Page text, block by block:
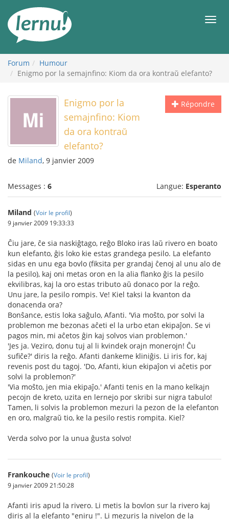
contenu
Forum
Humour
Enigmo por la semajnfino: Kiom da ora kontraŭ elefanto?
Répondre
Enigmo por la
semajnfino: Kiom
da ora kontraŭ
elefanto?
de Miland, 9 janvier 2009
Messages : 6 Langue: Esperanto
Miland (Voir le profil)
9 janvier 2009 19:33:33
Ĉiu jare, ĉe sia naskiĝtago, reĝo Bloko iras laŭ rivero en boato
kun elefanto, ĝis loko kie estas grandega pesilo. La elefanto
sidas en unu ega bovlo (fiksita per grandaj ĉenoj al unu alo de
la pesilo), kaj oni metas oron en la alia flanko ĝis la pesilo
ekvilibras, kaj la oro estas tributo aŭ donaco por la reĝo.
Unu jare, la pesilo rompis. Ve! Kiel taksi la kvanton da
donacenda ora?
Bonŝance, estis loka saĝulo, Afanti. 'Via moŝto, por solvi la
problemon me bezonas aĉeti el la urbo etan ekipaĵon. Se vi
pagos min, mi aĉetos ĝin kaj solvos vian problemon.'
'Jes ja. Veziro, donu tuj al li kvindek orajn monerojn! Ĉu
sufiĉe?' diris la reĝo. Afanti dankeme kliniĝis. Li iris for, kaj
revenis post du tagoj. 'Do, Afanti, kiun ekipaĵon vi aĉetis por
solvi la problemon?'
'Via moŝto, jen mia ekipaĵo.' Afanti tenis en la mano kelkajn
pecojn de kreto, uzita en lernejo por skribi sur nigra tabulo!
Tamen, li solvis la problemon mezuri la pezon de la elefanton
en oro, malgraŭ tio, ke la pesilo restis rompita. Kiel?
Verda solvo por la unua ĝusta solvo!
Frankouche (Voir le profil)
9 janvier 2009 21:50:28
Afanti iris apud la rivero. Li metis la bovlon sur la rivero kaj
diris al la elefanto "eniru !". Li mezuris la nivelon de la